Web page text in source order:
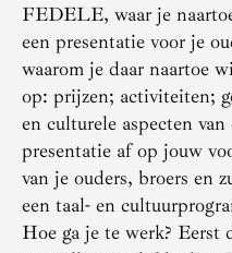
FEDELE, waar je
een presentatie voor je
waarom je daar naartoe
op: prijzen; activiteiten;
en culturele aspecten
presentatie af op jouw
van je ouders, broers en
een taal- en
Hoe ga je te werk? Eerst